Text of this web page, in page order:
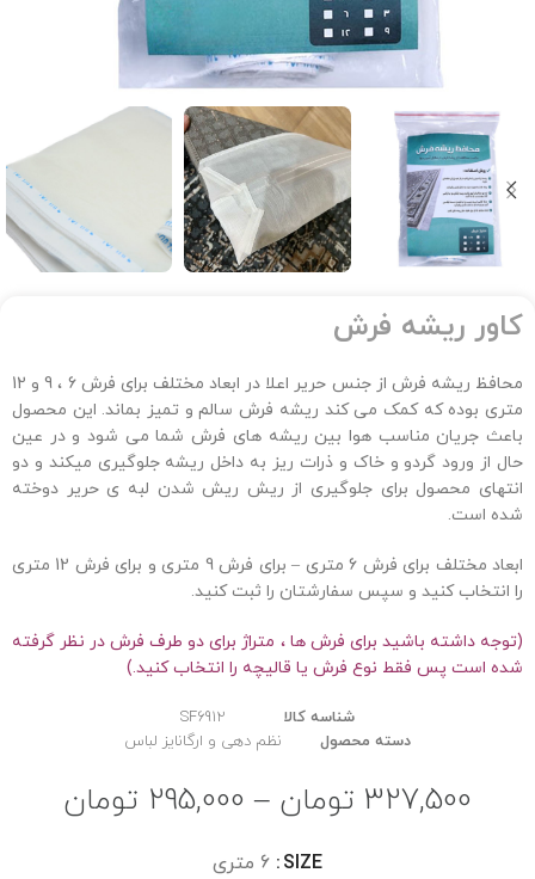
کاور ریشه فرش
محافظ ریشه فرش از جنس حریر اعلا در ابعاد مختلف برای فرش 6 ، 9 و 12
متری بوده که کمک می کند ریشه فرش سالم و تمیز بماند. این محصول
باعث جریان مناسب هوا بین ریشه های فرش شما می شود و در عین
حال از ورود گردو و خاک و ذرات ریز به داخل ریشه جلوگیری میکند و دو
انتهای محصول برای جلوگیری از ریش ریش شدن لبه ی حریر دوخته
شده است.
ابعاد مختلف برای فرش 6 متری – برای فرش 9 متری و برای فرش 12 متری
را انتخاب کنید و سپس سفارشتان را ثبت کنید.
(توجه داشته باشید برای فرش ها ، متراژ برای دو طرف فرش در نظر گرفته
شده است پس فقط نوع فرش یا قالیچه را انتخاب کنید.)
شناسه کالا
SF6912
دسته محصول
نظم دهی و ارگانایز لباس
327,500 تومان –
295,000 تومان
SIZE 6 متری